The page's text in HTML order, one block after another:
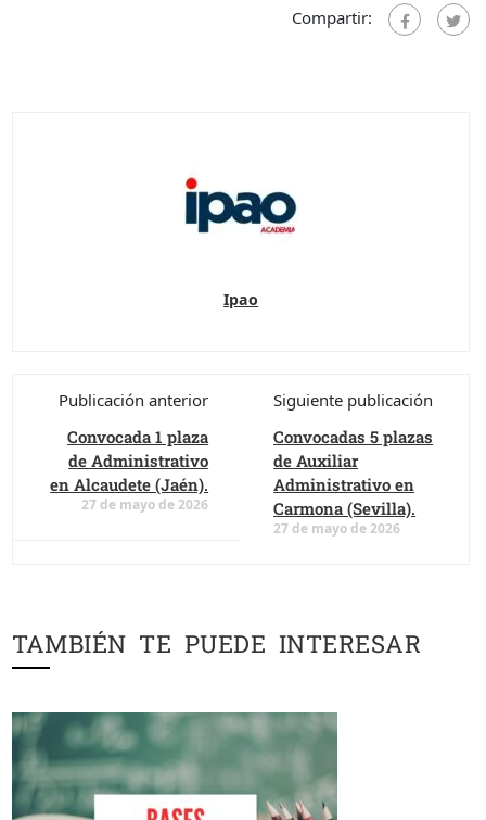
Compartir:
Ipao
Publicación anterior
Convocada 1 plaza
de Administrativo
en Alcaudete (Jaén).
27 de mayo de 2026
Siguiente publicación
Convocadas 5 plazas
de Auxiliar
Administrativo en
Carmona (Sevilla).
27 de mayo de 2026
TAMBIÉN TE PUEDE INTERESAR